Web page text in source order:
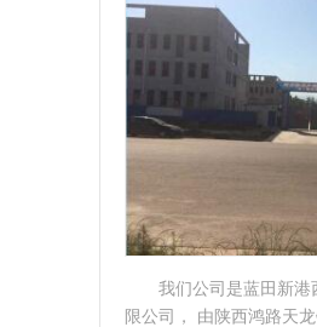
我们公司是蓝田新港
限公司， 由陕西鸿路天